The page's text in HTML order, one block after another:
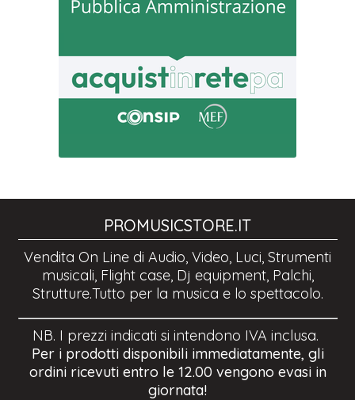
PROMUSICSTORE.IT
Vendita On Line di Audio, Video, Luci, Strumenti
musicali, Flight case, Dj equipment, Palchi,
Strutture.Tutto per la musica e lo spettacolo.
NB. I prezzi indicati si intendono IVA inclusa.
Per i prodotti disponibili immediatamente, gli
ordini ricevuti entro le 12.00 vengono evasi in
giornata!